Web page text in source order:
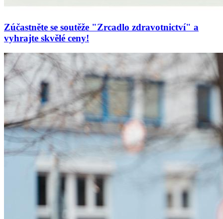
Zúčastněte se soutěže "Zrcadlo zdravotnictví" a
vyhrajte skvělé ceny!